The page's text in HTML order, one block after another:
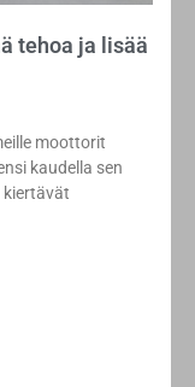
tehoa ja lisää
moottorit
kaudella sen